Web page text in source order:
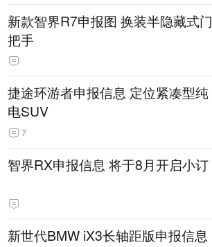
新款智界R7申报图 换装半隐藏式门
把手
捷途环游者申报信息 定位紧凑型纯
电SUV
7
智界RX申报信息 将于8月开启小订
新世代BMW iX3长轴距版申报信息